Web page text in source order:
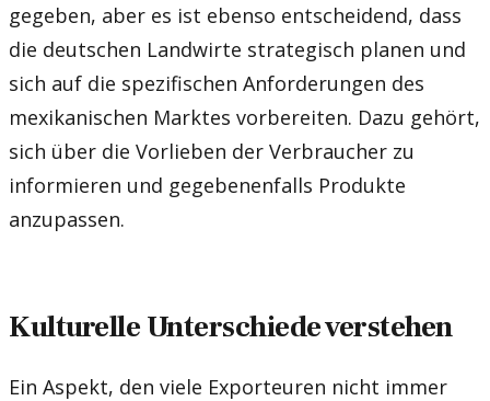
gegeben, aber es ist ebenso entscheidend, dass
die deutschen Landwirte strategisch planen und
sich auf die spezifischen Anforderungen des
mexikanischen Marktes vorbereiten. Dazu gehört,
sich über die Vorlieben der Verbraucher zu
informieren und gegebenenfalls Produkte
anzupassen.
Kulturelle Unterschiede verstehen
Ein Aspekt, den viele Exporteuren nicht immer